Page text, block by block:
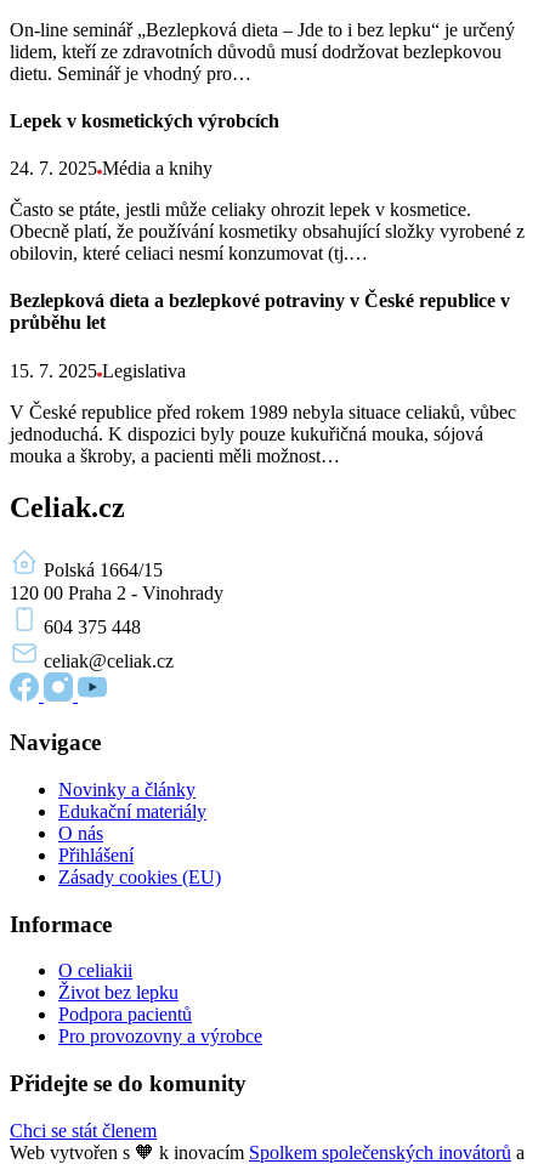
On-line seminář „Bezlepková dieta – Jde to i bez lepku“ je určený
lidem, kteří ze zdravotních důvodů musí dodržovat bezlepkovou
dietu. Seminář je vhodný pro…
Lepek v kosmetických výrobcích
24. 7. 2025 Média a knihy
Často se ptáte, jestli může celiaky ohrozit lepek v kosmetice.
Obecně platí, že používání kosmetiky obsahující složky vyrobené z
obilovin, které celiaci nesmí konzumovat (tj.…
Bezlepková dieta a bezlepkové potraviny v České republice v
průběhu let
15. 7. 2025 Legislativa
V České republice před rokem 1989 nebyla situace celiaků, vůbec
jednoduchá. K dispozici byly pouze kukuřičná mouka, sójová
mouka a škroby, a pacienti měli možnost…
Celiak.cz
Polská 1664/15
120 00 Praha 2 - Vinohrady
604 375 448
celiak@celiak.cz
Navigace
Novinky a články
Edukační materiály
O nás
Přihlášení
Zásady cookies (EU)
Informace
O celiakii
Život bez lepku
Podpora pacientů
Pro provozovny a výrobce
Přidejte se do komunity
Chci se stát členem
Web vytvořen s 🧡 k inovacím Spolkem společenských inovátorů a